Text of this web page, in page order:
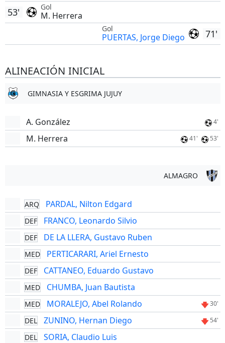
Gol
M. Herrera
53'
71'
Gol
PUERTAS, Jorge Diego
ALINEACIÓN INICIAL
GIMNASIA Y ESGRIMA JUJUY
A. González 4'
M. Herrera 41' 53'
ALMAGRO
ARQ PARDAL, Nilton Edgard
DEF FRANCO, Leonardo Silvio
DEF DE LA LLERA, Gustavo Ruben
MED PERTICARARI, Ariel Ernesto
DEF CATTANEO, Eduardo Gustavo
MED CHUMBA, Juan Bautista
MED MORALEJO, Abel Rolando 30'
DEL ZUNINO, Hernan Diego 54'
DEL SORIA, Claudio Luis